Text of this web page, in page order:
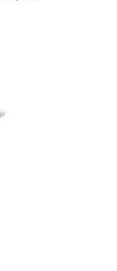
adım, e-
kaydedilsin.